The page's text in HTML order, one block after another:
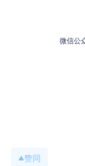
微信公
赞同